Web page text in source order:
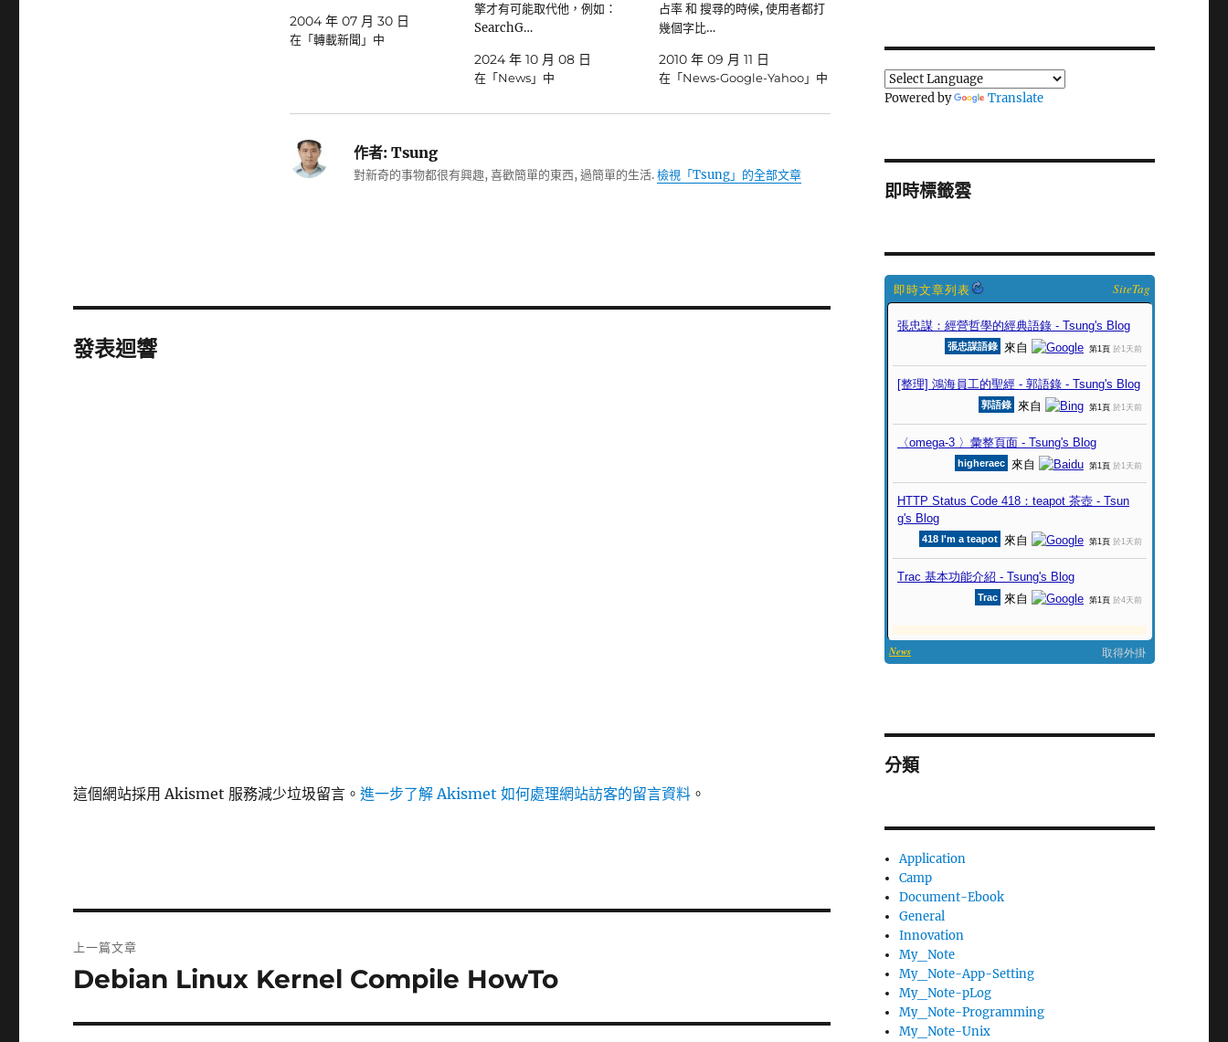
2004 年 07 月 30 日
在「轉載新聞」中
擎才有可能取代他，例如：
SearchG…
2024 年 10 月 08 日
在「News」中
占率 和 搜尋的時候, 使用者都打
幾個字比…
2010 年 09 月 11 日
在「News-Google-Yahoo」中
作者:Tsung
對新奇的事物都很有興趣, 喜歡簡單的東西, 過簡單的生活.檢視「Tsung」的全部文章
發表迴響
這個網站採用 Akismet 服務減少垃圾留言。進一步了解 Akismet 如何處理網站訪客的留言資料 。
章
上一篇文章
上
篇
Debian Linux Kernel Compile HowTo
Powered by Translate
即時標籤雲
SiteTag
分類
Application
Camp
Document-Ebook
General
Innovation
My_Note
My_Note-App-Setting
My_Note-pLog
My_Note-Programming
My_Note-Unix